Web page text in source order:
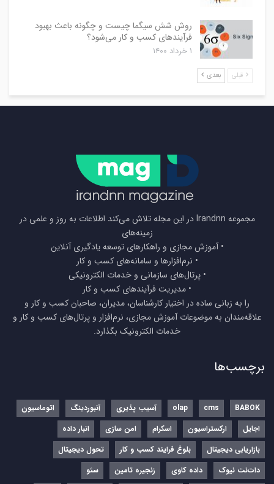
روش شش سیگما چیست و چگونه باعث بهبود
فرآیندهای کسب و کار می‌شود؟
۱ خرداد ۱۴۰۰
قبلی بعدی
مجموعه Irandnn در این مجله تلاش می‌کند اطلاعات به روز و علمی در
زمینه‌های
• آموزش مجازی و راهکارهای توسعه یادگیری آنلاین
• نرم‌افزارها و سامانه‌های کسب و کار
• پرتال‌های سازمانی و خدمات الکترونیکی
• مدیریت فرآیندهای کسب و کار
را به زبانی ساده در اختیار کارشناسان، مدیران، صاحبان کسب و کار و
علاقه‌مندان به موضوعات آموزش مجازی، نرم‌افزار و پرتال‌های کسب و کار و
خدمات الکترونیک بگذارد.
برچسب‌ها
BABOK
cms
olap آسیب پذیری آنبوردینگ
اتوماسیون
اجایل
ارکستراسیون اسکرام امن سازی
انبار داده
بازاریابی دیجیتال
بلوغ فرایند کسب و کار
تحول دیجیتال
دات‌نت نیوک
داده کاوی زنجیره تامین
سئو